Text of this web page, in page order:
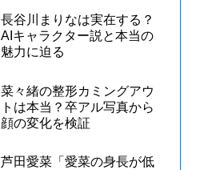
長谷川まりなは実在する？
AIキャラクター説と本当の
魅力に迫る
菜々緒の整形カミングアウ
トは本当？卒アル写真から
顔の変化を検証
芦田愛菜「愛菜の身長が低